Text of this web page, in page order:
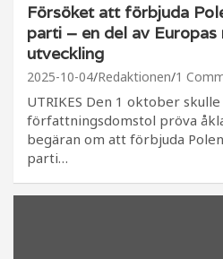
Försöket att förbjuda
parti – en del av Europas
utveckling
2025-10-04 Redaktionen 1
UTRIKES Den 1 oktober skulle
författningsdomstol pröva
begäran om att förbjuda
parti…